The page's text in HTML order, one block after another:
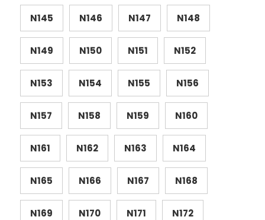
N145 N146 N147 N148
N149 N150 N151 N152
N153 N154 N155 N156
N157 N158 N159 N160
N161 N162 N163 N164
N165 N166 N167 N168
N169 N170 N171 N172